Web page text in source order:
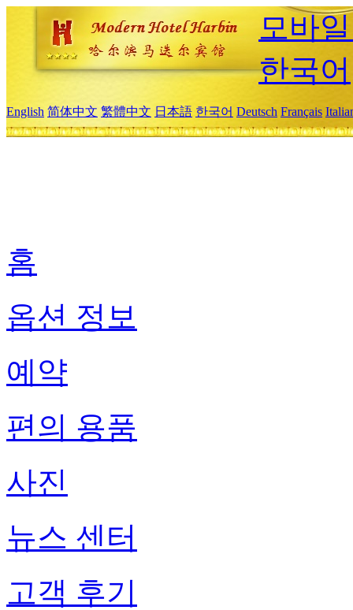
모바
한국어
English 简体中文 繁體中文 日本語 한국어 Deutsch Français
홈
옵션 정보
예약
편의 용품
사진
뉴스 센터
고객 후기